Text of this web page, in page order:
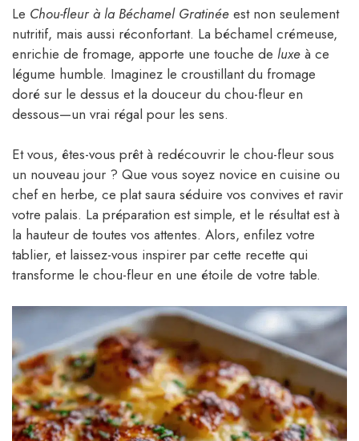
Le Chou-fleur à la Béchamel Gratinée est non seulement
nutritif, mais aussi réconfortant. La béchamel crémeuse,
enrichie de fromage, apporte une touche de luxe à ce
légume humble. Imaginez le croustillant du fromage
doré sur le dessus et la douceur du chou-fleur en
dessous—un vrai régal pour les sens.
Et vous, êtes-vous prêt à redécouvrir le chou-fleur sous
un nouveau jour ? Que vous soyez novice en cuisine ou
chef en herbe, ce plat saura séduire vos convives et ravir
votre palais. La préparation est simple, et le résultat est à
la hauteur de toutes vos attentes. Alors, enfilez votre
tablier, et laissez-vous inspirer par cette recette qui
transforme le chou-fleur en une étoile de votre table.